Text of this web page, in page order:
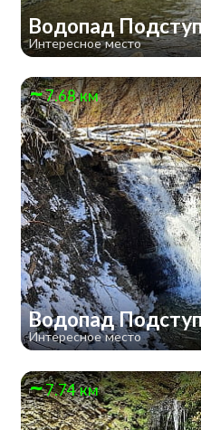
Водопад
Интересное место
7.68 км
Водопад
Интересное место
7.74 км